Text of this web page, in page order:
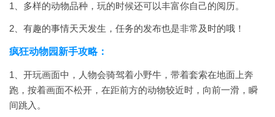
1、多样的动物品种，玩的时候还可以丰富你自己的阅历。
2、有趣的事情天天发生，任务的发布也是非常及时的哦！
疯狂动物园新手攻略：
1、开玩画面中，人物会骑驾着小野牛，带着套索在地面上奔
跑，按着画面不松开，在距前方的动物较近时，向前一滑，瞬
间跳入。